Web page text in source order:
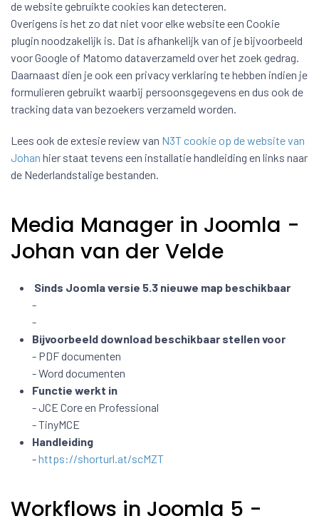
de website gebruikte cookies kan detecteren.
Overigens is het zo dat niet voor elke website een Cookie
plugin noodzakelijk is. Dat is afhankelijk van of je bijvoorbeeld
voor Google of Matomo dataverzameld over het zoek gedrag.
Daarnaast dien je ook een privacy verklaring te hebben indien je
formulieren gebruikt waarbij persoonsgegevens en dus ook de
tracking data van bezoekers verzameld worden.
Lees ook de extesie review van N3T cookie op de website van
Johan hier staat tevens een installatie handleiding en links naar
de Nederlandstalige bestanden.
Media Manager in Joomla -
Johan van der Velde
Sinds Joomla versie 5.3 nieuwe map beschikbaar
-
-
Bijvoorbeeld download beschikbaar stellen voor
- PDF documenten
- Word documenten
Functie werkt in
- JCE Core en Professional
- TinyMCE
Handleiding
-https://shorturl.at/scMZT
Workflows in Joomla 5 -